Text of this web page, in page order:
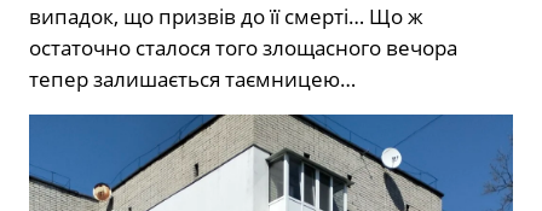
випадок, що призвів до її смерті… Що ж
остаточно сталося того злощасного вечора
тепер залишається таємницею…